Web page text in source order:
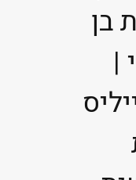
בן
|